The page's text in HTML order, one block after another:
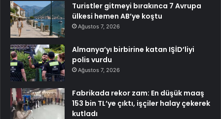
Turistler gitmeyi bırakınca 7 Avrupa
ülkesi hemen AB’ye koştu
Ağustos 7, 2026
Almanya’yı birbirine katan IŞİD’liyi
polis vurdu
Ağustos 7, 2026
Fabrikada rekor zam: En düşük maaş
153 bin TL’ye çıktı, işçiler halay çekerek
kutladı